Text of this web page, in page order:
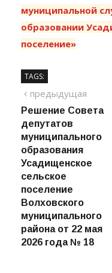
муниципальной
образовании
поселение»
TAGS:
Навигация
по
записям
предыдущая
Решение Совета
депутатов
муниципального
образования
Усадищенское
сельское
поселение
Волховского
муниципального
района от 22 мая
2026 года № 18